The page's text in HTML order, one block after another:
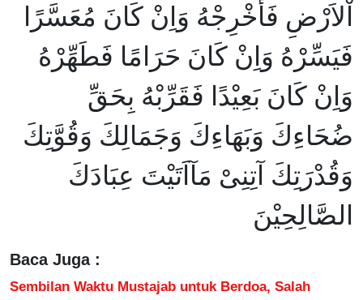
اْلاَرْضِ فَأَخْرِجْهُ وَاِنْ كَانَ مُعَسَّرًا
فَيَسِّرْهُ وَاِنْ كَانَ حَرَامًا فَطَهِّرْهُ
وَاِنْ كَانَ بَعِيْدًا فَقَرِّبْهُ بِحَقِّ
ضُحَاءِكَ وَبَهَاءِكَ وَجَمَالِكَ وَقُوَّتِكَ
وَقُدْرَتِكَ آتِنِىْ مَآاَتَيْتَ عِبَادَكَ
الصَّالِحِيْنَ
Baca Juga :
Sembilan Waktu Mustajab untuk Berdoa, Salah